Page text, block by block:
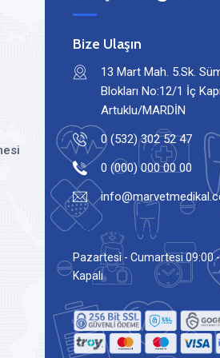
Bize Ulaşın
13 Mart Mah. 5.Sk.
Blokları No:12/1 İç
Artuklu/MARDİN
0 (532) 302 52 47
0 (000) 000 00 00
Çalışma Saatleri
Pazartesi - Cumartesi 09:00
Kapalı